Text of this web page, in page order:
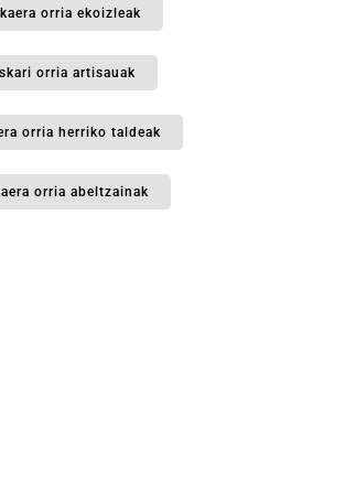
orria ekoizleak
orria artisauak
orria herriko taldeak
orria abeltzainak